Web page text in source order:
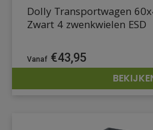
Dolly Transportwagen
Zwart 4 zwenkwielen ESD
€43,95